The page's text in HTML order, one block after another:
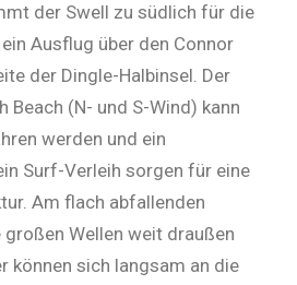
der Swell zu südlich für die
Ausflug über den Connor
der Dingle-Halbinsel. Der
Beach (N- und S-Wind) kann
werden und ein
Surf-Verleih sorgen für eine
Am flach abfallenden
Wellen weit draußen
können sich langsam an die